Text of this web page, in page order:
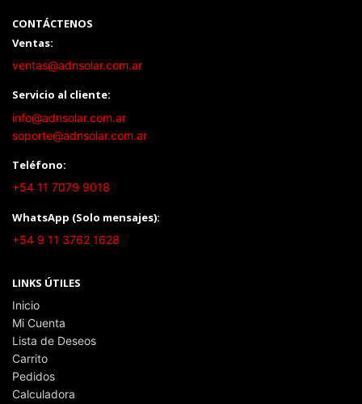
CONTÁCTENOS
Ventas:
ventas@adnsolar.com.ar
Servicio al cliente:
info@adnsolar.com.ar
soporte@adnsolar.com.ar
Teléfono:
+54 11 7079 9018
WhatsApp (Solo mensajes):
+54 9 11 3762 1628
LINKS ÚTILES
Inicio
Mi Cuenta
Lista de Deseos
Carrito
Pedidos
Calculadora